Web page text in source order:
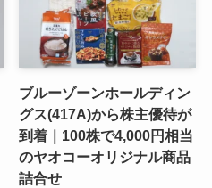
ブルーゾーンホールディン
グス(417A)から株主優待が
到着｜100株で4,000円相当
のヤオコーオリジナル商品
詰合せ